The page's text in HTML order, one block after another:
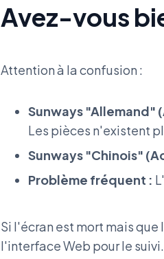
Avez-vous
Attention à la confusion :
Sunways "Allemand"
Les pièces n'existent
Sunways "Chinois"
Problème fréquent :
Si l'écran est mort mais que
l'interface Web pour le suivi.